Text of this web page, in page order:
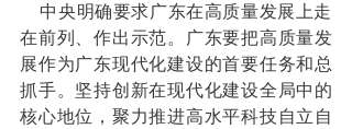
在前列、作出示范。广东要把高质量发
展作为广东现代化建设的首要任务和总
抓手。坚持创新在现代化建设全局中的
核心地位，聚力推进高水平科技自立自